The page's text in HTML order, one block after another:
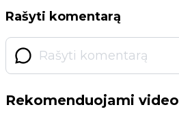
Rašyti komentarą
Rekomenduojami video